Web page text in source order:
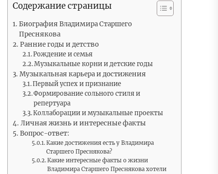
Содержание страницы
Биография Владимира Старшего
Преснякова
Ранние годы и детство
Рождение и семья
Музыкальные корни и детские годы
Музыкальная карьера и достижения
Первый успех и признание
Формирование сольного стиля и
репертуара
Коллаборации и музыкальные проекты
Личная жизнь и интересные факты
Вопрос-ответ:
Какие достижения есть у Владимира
Старшего Преснякова?
Какие интересные факты о жизни
Владимира Старшего Преснякова хотели